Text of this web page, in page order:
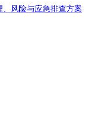
、风险与应急排查方案